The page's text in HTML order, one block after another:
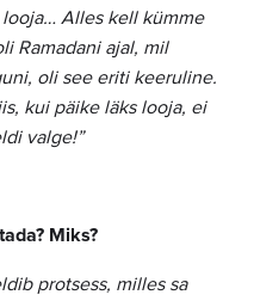
Alles kell kümme
Ramadani ajal, mil
oli see eriti keeruline.
kui päike läks looja, ei
valge!”
Miks?
protsess, milles sa